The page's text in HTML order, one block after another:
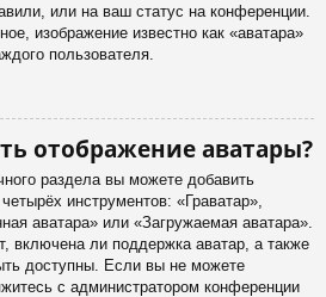
или на ваш статус на конференции.
изображение известно как «аватара»
пользователя.
отображение аватары?
раздела вы можете добавить
инструментов: «Граватар»,
аватара» или «Загружаемая аватара».
включена ли поддержка аватар, а также
доступны. Если вы не можете
с администратором конференции